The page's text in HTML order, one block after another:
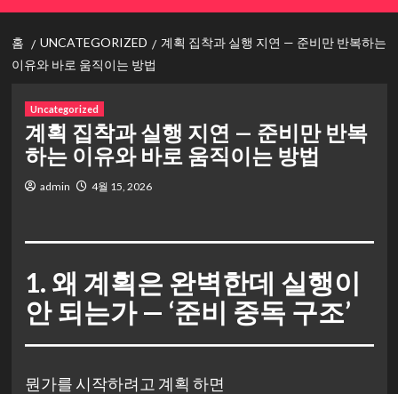
메
홈 UNCATEGORIZED
계획 집착과 실행 지연 — 준비만 반복하는
이유와 바로 움직이는 방법
Uncategorized
계획 집착과 실행 지연 — 준비만 반복
하는 이유와 바로 움직이는 방법
admin 4월 15, 2026
1. 왜 계획은 완벽한데 실행이
안 되는가 — ‘준비 중독 구조’
뭔가를 시작하려고 계획 하면